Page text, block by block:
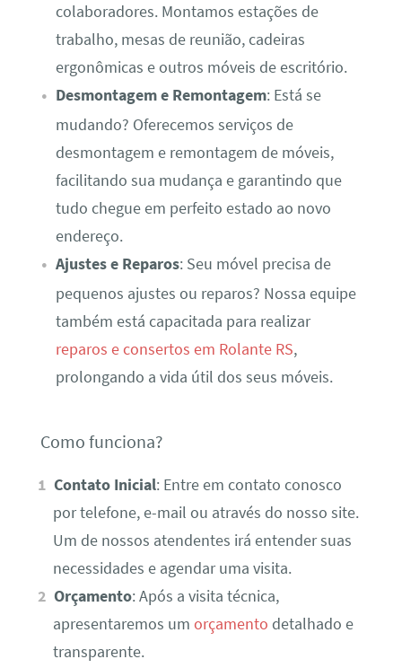
colaboradores. Montamos estações de
trabalho, mesas de reunião, cadeiras
ergonômicas e outros móveis de escritório.
Desmontagem e Remontagem: Está se
mudando? Oferecemos serviços de
desmontagem e remontagem de móveis,
facilitando sua mudança e garantindo que
tudo chegue em perfeito estado ao novo
endereço.
Ajustes e Reparos: Seu móvel precisa de
pequenos ajustes ou reparos? Nossa equipe
também está capacitada para realizar
reparos e consertos em Rolante RS,
prolongando a vida útil dos seus móveis.
Como funciona?
Contato Inicial: Entre em contato conosco
por telefone, e-mail ou através do nosso site.
Um de nossos atendentes irá entender suas
necessidades e agendar uma visita.
Orçamento: Após a visita técnica,
apresentaremos um orçamento detalhado e
transparente.